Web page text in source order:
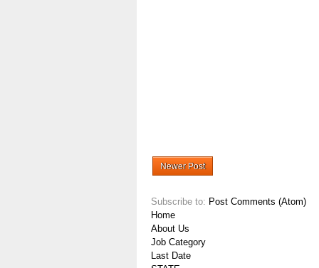
Newer Post
Subscribe to: Post Comments (Atom)
Home
About Us
Job Category
Last Date